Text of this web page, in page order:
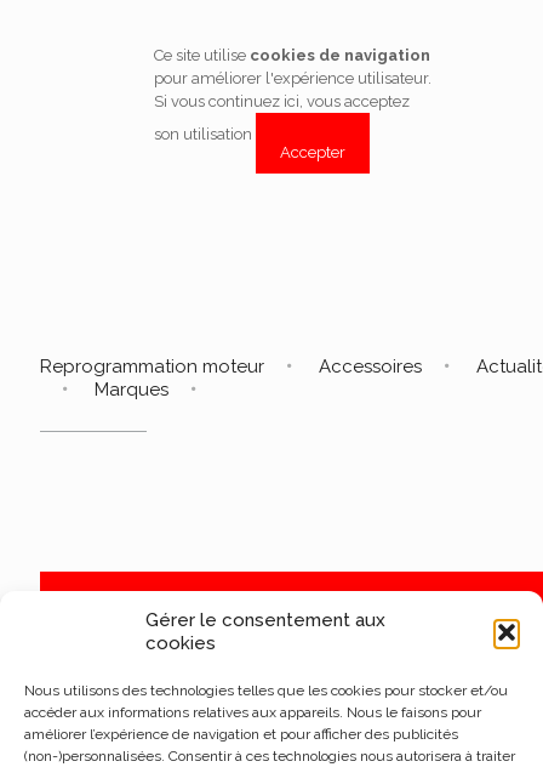
Gérer le consentement aux
cookies
Nous utilisons des technologies telles que les cookies pour stocker et/ou
accéder aux informations relatives aux appareils. Nous le faisons pour
améliorer l’expérience de navigation et pour afficher des publicités
(non-)personnalisées. Consentir à ces technologies nous autorisera à traiter
Ce site utilise cookies de navigation
pour améliorer l'expérience utilisateur.
Si vous continuez ici, vous acceptez
son utilisation
Accepter
Reprogrammation moteur Accessoires
Marques